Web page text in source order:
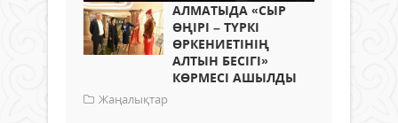
АЛМАТЫДА «СЫР
ӨҢІРІ – ТҮРКІ
ӨРКЕНИЕТІНІҢ
АЛТЫН БЕСІГІ»
КӨРМЕСІ АШЫЛДЫ
Жаңалықтар